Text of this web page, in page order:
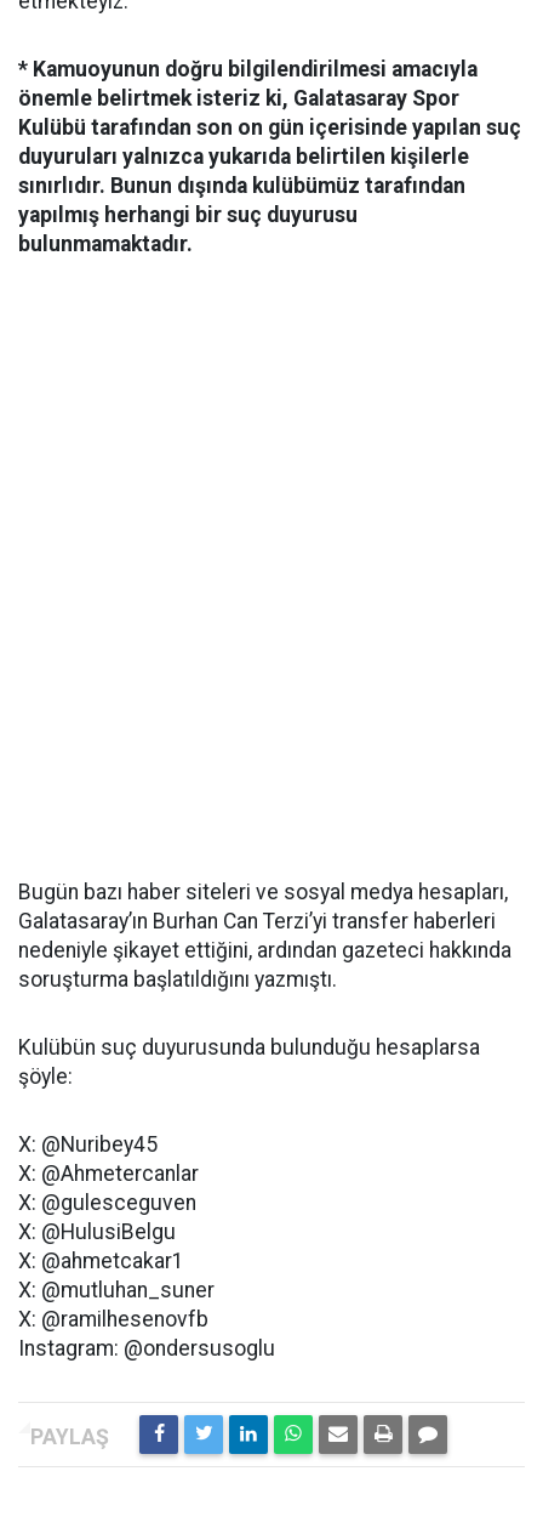
* Kamuoyunun doğru bilgilendirilmesi amacıyla
önemle belirtmek isteriz ki, Galatasaray Spor
Kulübü tarafından son on gün içerisinde yapılan suç
duyuruları yalnızca yukarıda belirtilen kişilerle
sınırlıdır. Bunun dışında kulübümüz tarafından
yapılmış herhangi bir suç duyurusu
bulunmamaktadır.
Bugün bazı haber siteleri ve sosyal medya hesapları,
Galatasaray’ın Burhan Can Terzi’yi transfer haberleri
nedeniyle şikayet ettiğini, ardından gazeteci hakkında
soruşturma başlatıldığını yazmıştı.
Kulübün suç duyurusunda bulunduğu hesaplarsa
şöyle:
X: @Nuribey45
X: @Ahmetercanlar
X: @gulesceguven
X: @HulusiBelgu
X: @ahmetcakar1
X: @mutluhan_suner
X: @ramilhesenovfb
Instagram: @ondersusoglu